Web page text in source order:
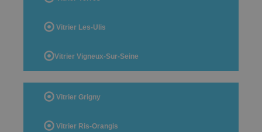
Vitrier Les-Ulis
Vitrier Vigneux-Sur-Seine
Vitrier Grigny
Vitrier Ris-Orangis